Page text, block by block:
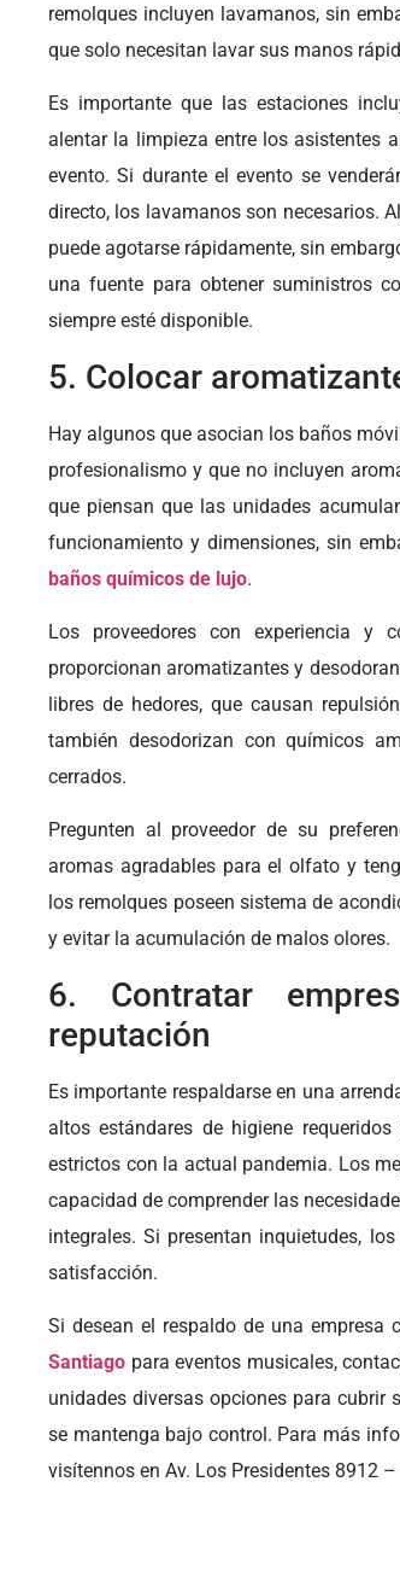
remolques incluyen lavamanos, sin
que solo necesitan lavar sus manos
Es importante que las estaciones
alentar la limpieza entre los asistentes
evento. Si durante el evento se
directo, los lavamanos son necesarios.
puede agotarse rápidamente, sin
una fuente para obtener suministros
siempre esté disponible.
5. Colocar
Hay algunos que asocian los baños
profesionalismo y que no incluyen
que piensan que las unidades
funcionamiento y dimensiones, sin
baños químicos de lujo.
Los proveedores con experiencia y
proporcionan aromatizantes y
libres de hedores, que causan
también desodorizan con químicos
cerrados.
Pregunten al proveedor de su
aromas agradables para el olfato y
los remolques poseen sistema de
y evitar la acumulación de malos olores.
6. Contratar
reputación
Es importante respaldarse en una
altos estándares de higiene
estrictos con la actual pandemia. Los
capacidad de comprender las
integrales. Si presentan inquietudes,
satisfacción.
Si desean el respaldo de una empresa
Santiago para eventos musicales,
unidades diversas opciones para cubrir
se mantenga bajo control. Para más
visítennos en Av. Los Presidentes 8912